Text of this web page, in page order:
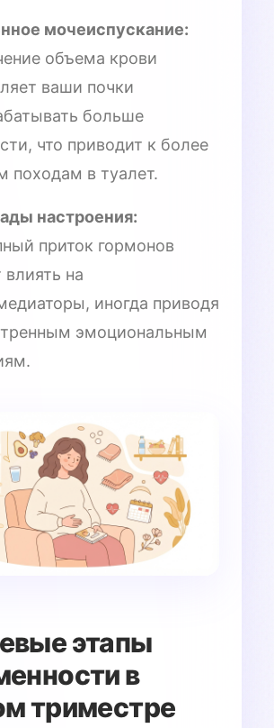
мочеиспускание:
объема крови
ваши почки
больше
что приводит к более
походам в туалет.
настроения:
приток гормонов
на
иногда приводя
эмоциональным
этапы
в
триместре